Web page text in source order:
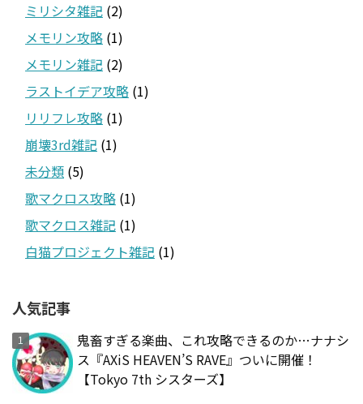
ミリシタ雑記 (2)
メモリン攻略 (1)
メモリン雑記 (2)
ラストイデア攻略 (1)
リリフレ攻略 (1)
崩壊3rd雑記 (1)
未分類 (5)
歌マクロス攻略 (1)
歌マクロス雑記 (1)
白猫プロジェクト雑記 (1)
人気記事
鬼畜すぎる楽曲、これ攻略できるのか…ナナシ
ス『AXiS HEAVEN’S RAVE』ついに開催！
【Tokyo 7th シスターズ】